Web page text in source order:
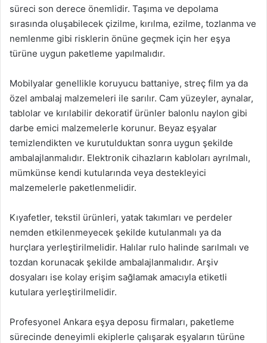
süreci son derece önemlidir. Taşıma ve depolama
sırasında oluşabilecek çizilme, kırılma, ezilme, tozlanma ve
nemlenme gibi risklerin önüne geçmek için her eşya
türüne uygun paketleme yapılmalıdır.
Mobilyalar genellikle koruyucu battaniye, streç film ya da
özel ambalaj malzemeleri ile sarılır. Cam yüzeyler, aynalar,
tablolar ve kırılabilir dekoratif ürünler balonlu naylon gibi
darbe emici malzemelerle korunur. Beyaz eşyalar
temizlendikten ve kurutulduktan sonra uygun şekilde
ambalajlanmalıdır. Elektronik cihazların kabloları ayrılmalı,
mümkünse kendi kutularında veya destekleyici
malzemelerle paketlenmelidir.
Kıyafetler, tekstil ürünleri, yatak takımları ve perdeler
nemden etkilenmeyecek şekilde kutulanmalı ya da
hurçlara yerleştirilmelidir. Halılar rulo halinde sarılmalı ve
tozdan korunacak şekilde ambalajlanmalıdır. Arşiv
dosyaları ise kolay erişim sağlamak amacıyla etiketli
kutulara yerleştirilmelidir.
Profesyonel Ankara eşya deposu firmaları, paketleme
sürecinde deneyimli ekiplerle çalışarak eşyaların türüne